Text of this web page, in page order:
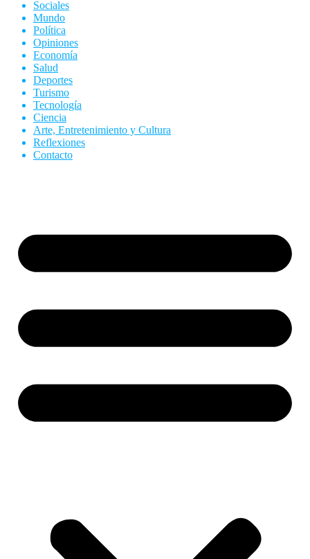
Sociales
Mundo
Política
Opiniones
Economía
Salud
Deportes
Turismo
Tecnología
Ciencia
Arte, Entretenimiento y Cultura
Reflexiones
Contacto